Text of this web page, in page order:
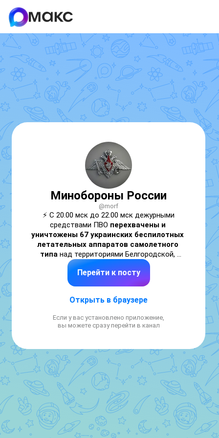
Минобороны России
@morf
⚡ С 20.00 мск до 22.00 мск дежурными
средствами ПВО перехвачены и
уничтожены 67 украинских беспилотных
летательных аппаратов самолетного
типа над территориями Белгородской,
Калужской, Курской, Орловской, Брянской,
Воронежской, Ростовской, Тульской
областей, Краснодарского края,
Черного моря.
Минобороны России
Перейти к посту
Открыть в браузере
Если у вас установлено приложение,
вы можете сразу перейти в канал